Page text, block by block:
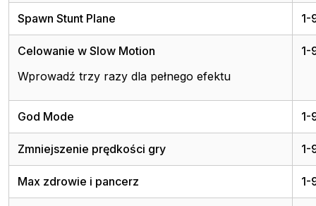
Spawn Stunt Plane 1-
Celowanie w Slow Motion
Wprowadź trzy razy dla pełnego efektu
1-
God Mode 1-
Zmniejszenie prędkości gry 1-
Max zdrowie i pancerz 1-